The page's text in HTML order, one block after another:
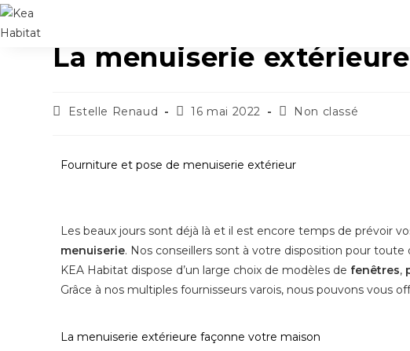
La menuiserie
Estelle Renaud 16 mai 2022 Non classé
Fourniture et pose de menuiserie extérieur
Les beaux jours sont déjà là et il est encore temps de prévoir
menuiserie. Nos conseillers sont à votre disposition pour toute
KEA Habitat dispose d’un large choix de modèles de fenêtres,
Grâce à nos multiples fournisseurs varois, nous pouvons vous
La menuiserie extérieure façonne votre maison